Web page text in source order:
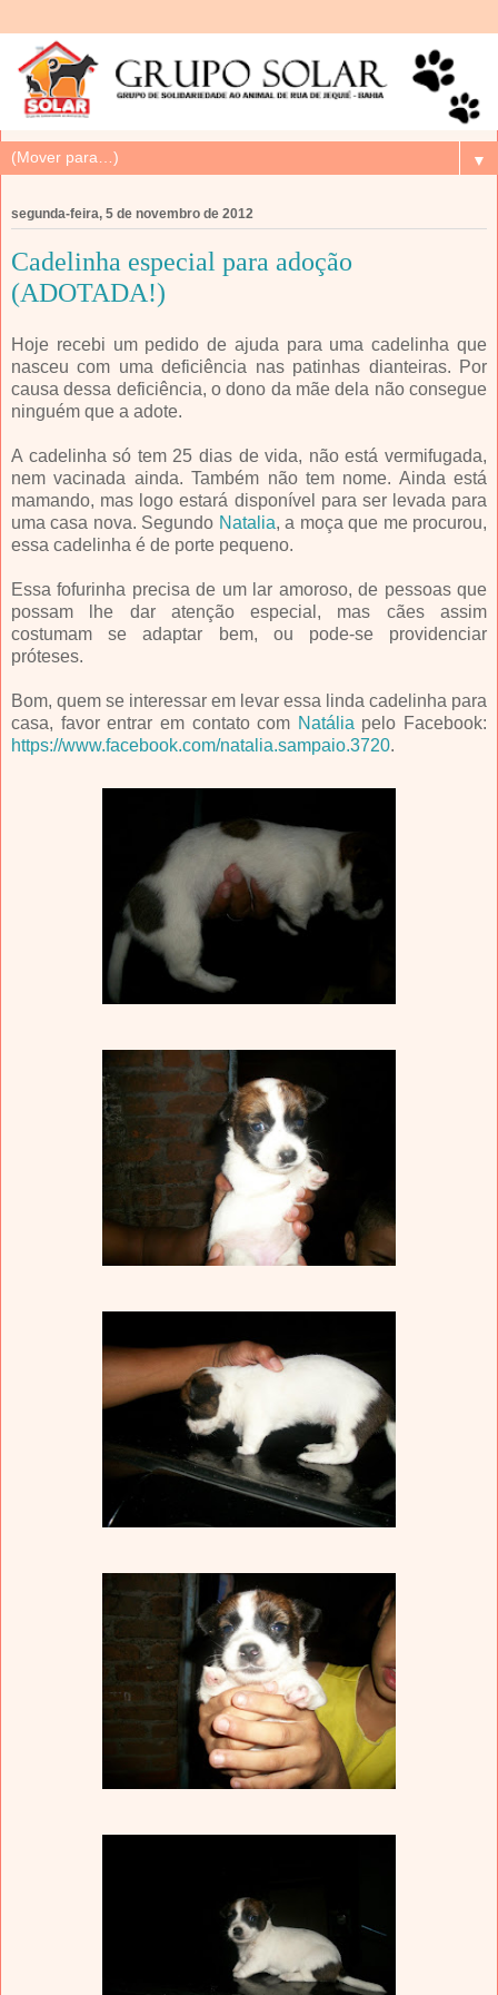
▼
segunda-feira, 5 de novembro de 2012
Cadelinha especial para adoção
(ADOTADA!)
Hoje recebi um pedido de ajuda para uma cadelinha que
nasceu com uma deficiência nas patinhas dianteiras. Por
causa dessa deficiência, o dono da mãe dela não consegue
ninguém que a adote.
A cadelinha só tem 25 dias de vida, não está vermifugada,
nem vacinada ainda. Também não tem nome. Ainda está
mamando, mas logo estará disponível para ser levada para
uma casa nova. Segundo Natalia, a moça que me procurou,
essa cadelinha é de porte pequeno.
Essa fofurinha precisa de um lar amoroso, de pessoas que
possam lhe dar atenção especial, mas cães assim
costumam se adaptar bem, ou pode-se providenciar
próteses.
Bom, quem se interessar em levar essa linda cadelinha para
casa, favor entrar em contato com Natália pelo Facebook:
https://www.facebook.com/natalia.sampaio.3720.